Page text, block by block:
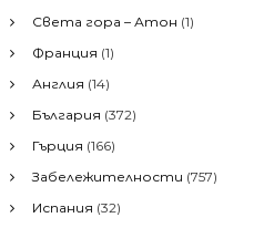
Света гора – Атон (1)
Франция (1)
Англия (14)
България (372)
Гърция (166)
Забележителности (757)
Испания (32)